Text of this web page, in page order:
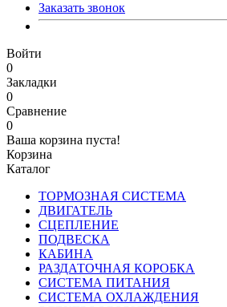
Заказать звонок
Войти
0
Закладки
0
Сравнение
0
Ваша корзина пуста!
Корзина
Каталог
ТОРМОЗНАЯ СИСТЕМА
ДВИГАТЕЛЬ
СЦЕПЛЕНИЕ
ПОДВЕСКА
КАБИНА
РАЗДАТОЧНАЯ КОРОБКА
СИСТЕМА ПИТАНИЯ
СИСТЕМА ОХЛАЖДЕНИЯ